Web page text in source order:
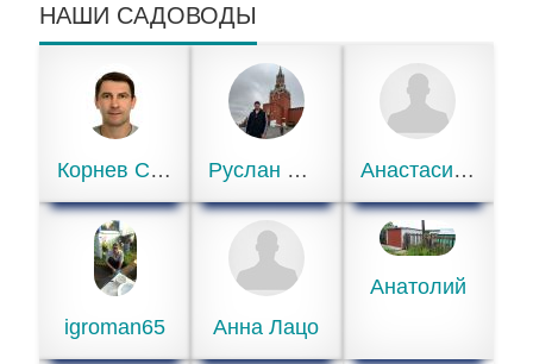
НАШИ САДОВОДЫ
Корнев С.А. Руслан Олегович АнастасияEvg
igroman65 Анна Лацо
Анатолий